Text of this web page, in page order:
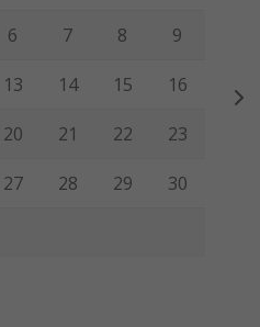
6 7 8 9
13 14 15 16
20 21 22 23
27 28 29 30